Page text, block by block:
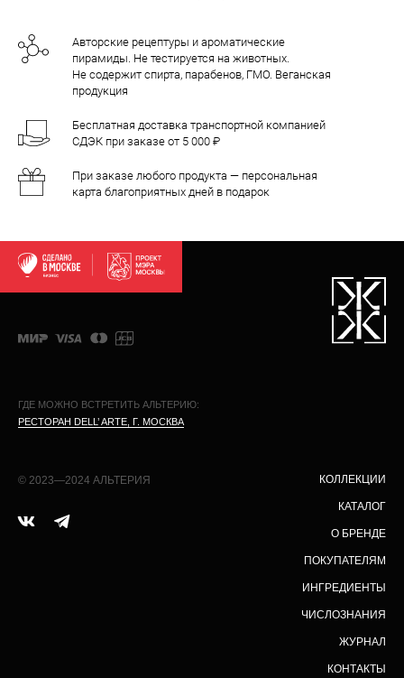
Авторские рецептуры и ароматические
пирамиды. Не тестируется на животных.
Не содержит спирта, парабенов, ГМО. Веганская
продукция
Бесплатная доставка транспортной компанией
СДЭК при заказе от 5 000 ₽
При заказе любого продукта — персональная
карта благоприятных дней в подарок
КОЛЛЕКЦИИ
КАТАЛОГ
О БРЕНДЕ
ПОКУПАТЕЛЯМ
ИНГРЕДИЕНТЫ
ЧИСЛОЗНАНИЯ
ЖУРНАЛ
КОНТАКТЫ
© 2023—2024 АЛЬТЕРИЯ
ГДЕ МОЖНО ВСТРЕТИТЬ АЛЬТЕРИЮ:
РЕСТОРАН DELL’ ARTE, Г. МОСКВА